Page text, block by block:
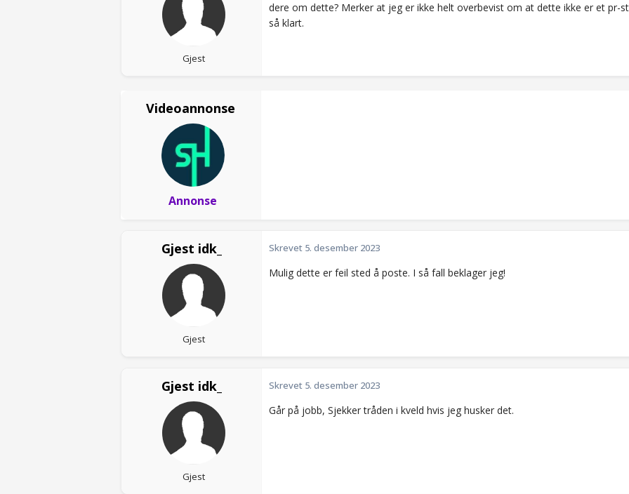
Gjest
dere om dette? Merker at jeg er ikke helt overbevist om at dette ikke er et pr-
så klart.
Videoannonse
Annonse
Gjest idk_
Gjest
Skrevet 5. desember 2023
Mulig dette er feil sted å poste. I så fall beklager jeg!
Gjest idk_
Gjest
Skrevet 5. desember 2023
Går på jobb, Sjekker tråden i kveld hvis jeg husker det.